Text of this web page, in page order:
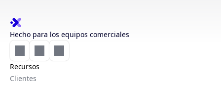
Hecho para los equipos comerciales
Recursos
Clientes